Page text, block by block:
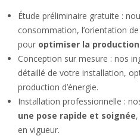
Étude préliminaire gratuite :
consommation, l’orientation
pour optimiser la production
Conception sur mesure : nos
détaillé de votre installation,
production d’énergie.
Installation professionnelle :
une pose rapide et soignée
en vigueur.